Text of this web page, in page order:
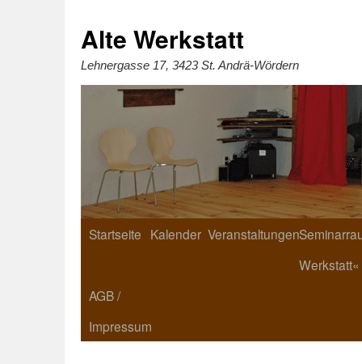
Alte Werkstatt
Lehnergasse 17, 3423 St. Andrä-Wördern
Startseite Kalender Veranstaltungen
Werkstatt«
AGB /
Impressum